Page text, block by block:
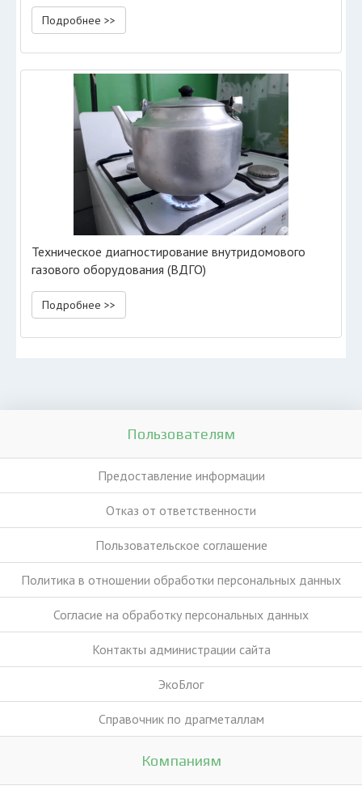
Подробнее >>
Техническое диагностирование внутридомового
газового оборудования (ВДГО)
Подробнее >>
Пользователям
Предоставление информации
Отказ от ответственности
Пользовательское соглашение
Политика в отношении обработки персональных данных
Согласие на обработку персональных данных
Контакты администрации сайта
ЭкоБлог
Справочник по драгметаллам
Компаниям